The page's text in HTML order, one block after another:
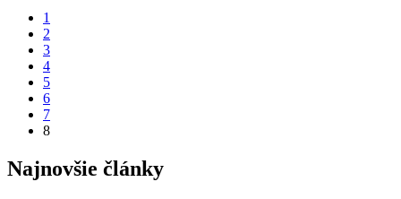
1
2
3
4
5
6
7
8
Najnovšie články